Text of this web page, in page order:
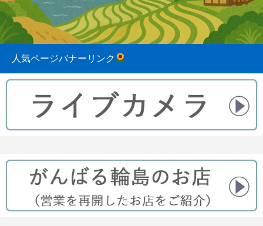
白米千枚田 あぜのきらめき（アルバム）
2023.08.31
今日の白米千枚田
人気ページバナーリンク